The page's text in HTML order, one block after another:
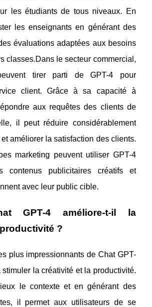
les étudiants de tous niveaux. En
les enseignants en générant des
évaluations adaptées aux besoins
classes.Dans le secteur commercial,
tirer parti de GPT-4 pour
client. Grâce à sa capacité à
aux requêtes des clients de
il peut réduire considérablement
et améliorer la satisfaction des clients.
marketing peuvent utiliser GPT-4
contenus publicitaires créatifs et
avec leur public cible.
GPT-4 améliore-t-il la
?
plus impressionnants de Chat GPT-
la créativité et la productivité.
le contexte et en générant des
il permet aux utilisateurs de se